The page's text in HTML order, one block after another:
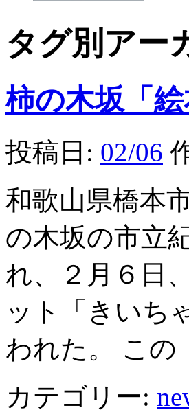
タグ別アー
柿の木坂「
投稿日: 02/06
和歌山県橋本
の木坂の市立
れ、２月６日
ット「きいち
われた。 こ
カテゴリー: